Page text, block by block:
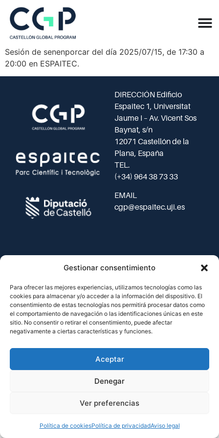
Gestionar consentimiento
Para ofrecer las mejores experiencias, utilizamos tecnologías como las
cookies para almacenar y/o acceder a la información del dispositivo. El
consentimiento de estas tecnologías nos permitirá procesar datos como
el comportamiento de navegación o las identificaciones únicas en este
sitio. No consentir o retirar el consentimiento, puede afectar
negativamente a ciertas características y funciones.
Aceptar
Denegar
Ver preferencias
Política de cookiesPolítica de privacidadAviso legal
Sesión de senenporcar del día 2025/07/15, de 17:30 a
20:00 en ESPAITEC.
DIRECCIÓN Edificio
Espaitec 1, Universitat
Jaume I – Av. Vicent Sos
Baynat, s/n
12071 Castellón de la
Plana, España
TEL.
(+34) 964 38 73 33
EMAIL
cgp@espaitec.uji.es